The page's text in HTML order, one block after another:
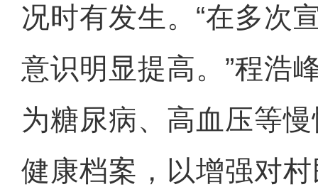
况时有发生。“在多次
意识明显提高。”程浩
为糖尿病、高血压等
健康档案，以增强对